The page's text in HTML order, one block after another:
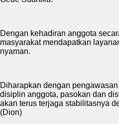
Dengan kehadiran anggota
masyarakat mendapatkan
nyaman.
Diharapkan dengan
disiplin anggota, pasokan dan
akan terus terjaga stabilitasnya
(Dion)